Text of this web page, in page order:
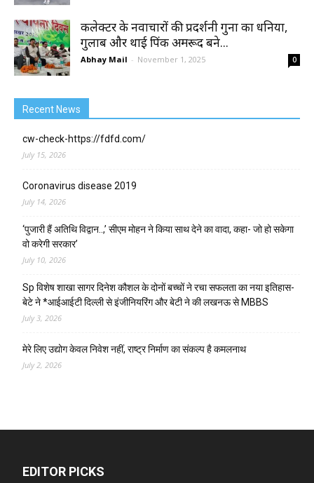
कलेक्टर के नवाचारों की प्रदर्शनी गुना का धनिया,
गुलाब और थाई पिंक अमरूद बने...
Abhay Mail - November 1, 2025 0
Recent News
cw-check-https://fdfd.com/
July 15, 2026
Coronavirus disease 2019
July 14, 2026
‘पुजारी हैं अतिथि विद्वान..,’ सीएम मोहन ने किया साथ देने का वादा, कहा- जो हो सकेगा
वो करेगी सरकार’
July 10, 2026
Sp विशेष शाखा सागर दिनेश कौशल के दोनों बच्चों ने रचा सफलता का नया इतिहास-
बेटे ने *आईआईटी दिल्ली से इंजीनियरिंग और बेटी ने की लखनऊ से MBBS
July 3, 2026
मेरे लिए उद्योग केवल निवेश नहीं, राष्ट्र निर्माण का संकल्प है कमलनाथ
July 2, 2026
EDITOR PICKS